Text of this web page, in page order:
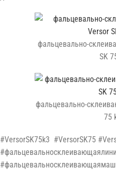
фальцевально-
SK
фальцевально-
75
#VersorSK75k3 #VersorSK75